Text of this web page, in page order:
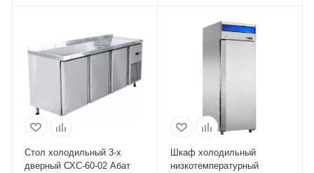
Стол холодильный 3-х
дверный СХС-60-02 Абат
Шкаф холодильный
низкотемпературный